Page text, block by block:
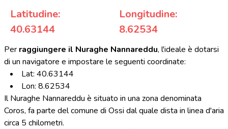
Latitudine:
40.63144
Longitudine:
8.62534
Per raggiungere il Nuraghe Nannareddu, l'ideale è dotarsi
di un navigatore e impostare le seguenti coordinate:
Lat: 40.63144
Lon: 8.62534
Il Nuraghe Nannareddu è situato in una zona denominata
Coros, fa parte del comune di Ossi dal quale dista in linea d'aria
circa 5 chilometri.